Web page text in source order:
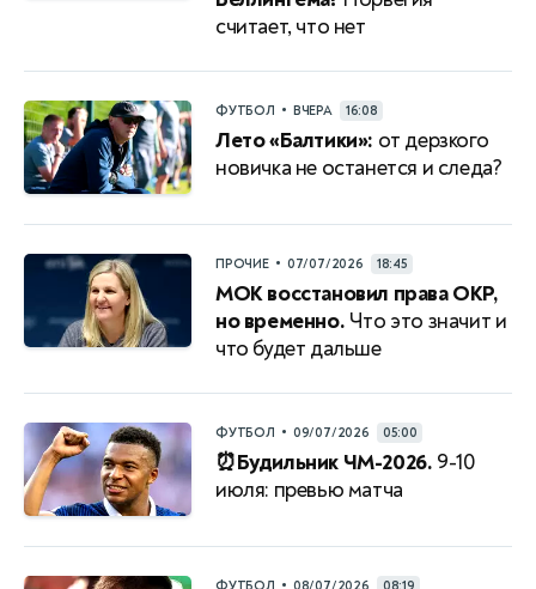
считает, что нет
ФУТБОЛ • ВЧЕРА 16:08
Лето «Балтики»: от дерзкого
новичка не останется и следа?
ПРОЧИЕ • 07/07/2026 18:45
МОК восстановил права ОКР,
но временно. Что это значит и
что будет дальше
ФУТБОЛ • 09/07/2026 05:00
⏰Будильник ЧМ-2026. 9-10
июля: превью матча